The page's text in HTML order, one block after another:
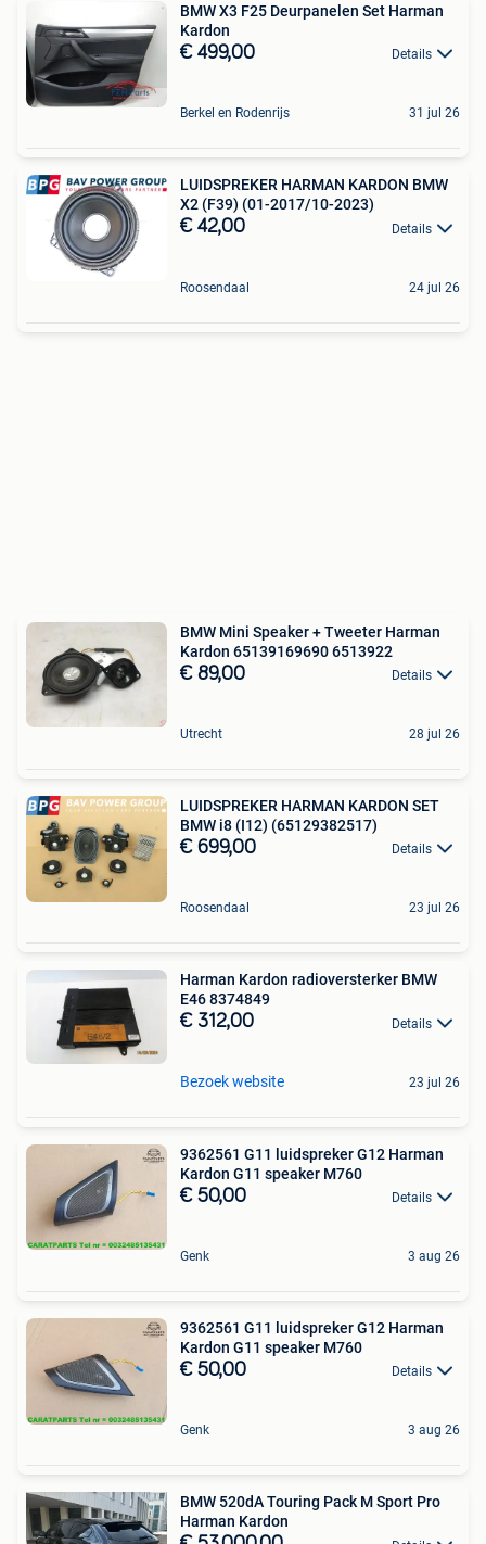
BMW X3 F25 Deurpanelen Set Harman
Kardon
€ 499,00 Details
Berkel en Rodenrijs 31 jul 26
LUIDSPREKER HARMAN KARDON BMW
X2 (F39) (01-2017/10-2023)
€ 42,00 Details
Roosendaal 24 jul 26
BMW Mini Speaker + Tweeter Harman
Kardon 65139169690 6513922
€ 89,00 Details
Utrecht 28 jul 26
LUIDSPREKER HARMAN KARDON SET
BMW i8 (I12) (65129382517)
€ 699,00 Details
Roosendaal 23 jul 26
Harman Kardon radioversterker BMW
E46 8374849
€ 312,00 Details
Bezoek website 23 jul 26
9362561 G11 luidspreker G12 Harman
Kardon G11 speaker M760
€ 50,00 Details
Genk 3 aug 26
9362561 G11 luidspreker G12 Harman
Kardon G11 speaker M760
€ 50,00 Details
Genk 3 aug 26
BMW 520dA Touring Pack M Sport Pro
Harman Kardon